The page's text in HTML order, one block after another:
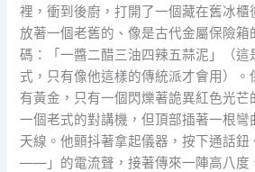
裡，衝到後廚，打開了一個藏在舊冰櫃
放著一個老舊的、像是古代金屬保險箱
碼：「一醬二醋三油四辣五蒜泥」（這
式，只有像他這樣的傳統派才會用）。
有黃金，只有一個閃爍著詭異紅色光芒
一個老式的對講機，但頂部插著一根彎
天線。他顫抖著拿起儀器，按下通話鈕
——」的電流聲，接著傳來一陣高八度